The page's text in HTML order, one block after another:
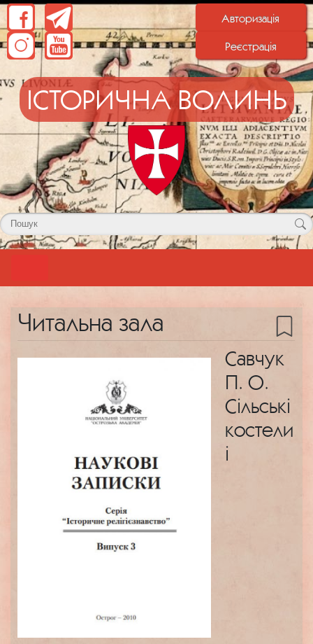
Авторизація
Реєстрація
ІСТОРИЧНА ВОЛИНЬ
Читальна зала
Савчук
П. О.
Сільські
костели
і